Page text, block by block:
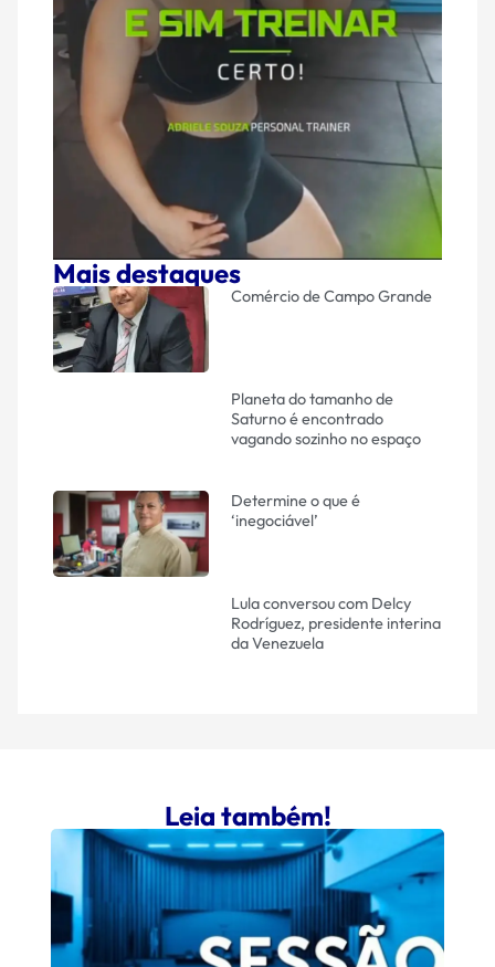
Mais destaques
Comércio de Campo Grande
Planeta do tamanho de
Saturno é encontrado
vagando sozinho no espaço
Determine o que é
‘inegociável’
Lula conversou com Delcy
Rodríguez, presidente interina
da Venezuela
Leia também!